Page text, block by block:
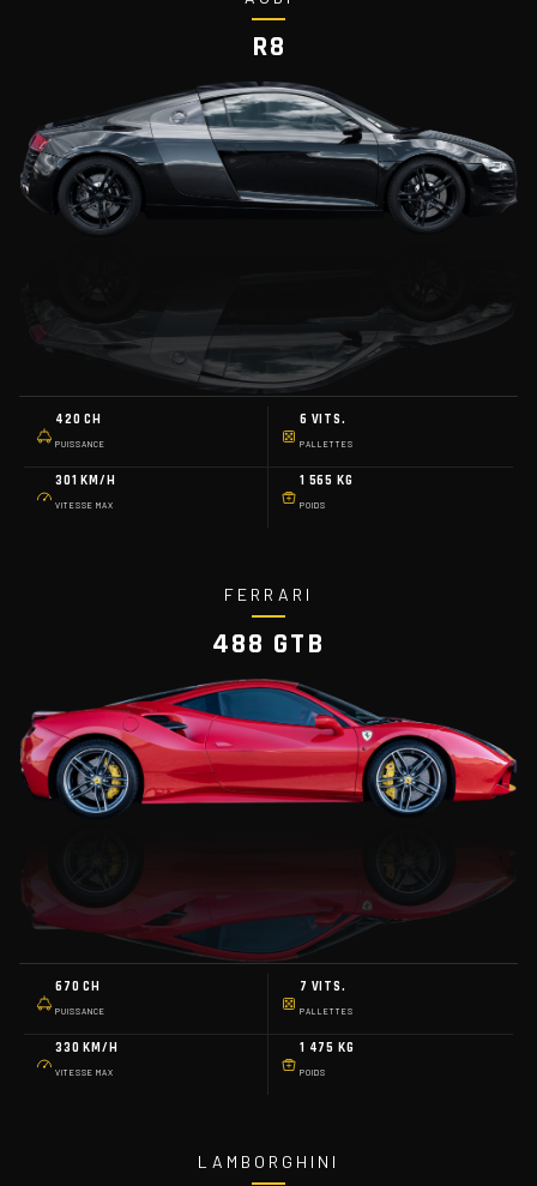
R8
420 CH
PUISSANCE
6 VITS.
PALLETTES
301 KM/H
VITESSE MAX
1 565 KG
POIDS
FERRARI
488 GTB
670 CH
PUISSANCE
7 VITS.
PALLETTES
330 KM/H
VITESSE MAX
1 475 KG
POIDS
LAMBORGHINI